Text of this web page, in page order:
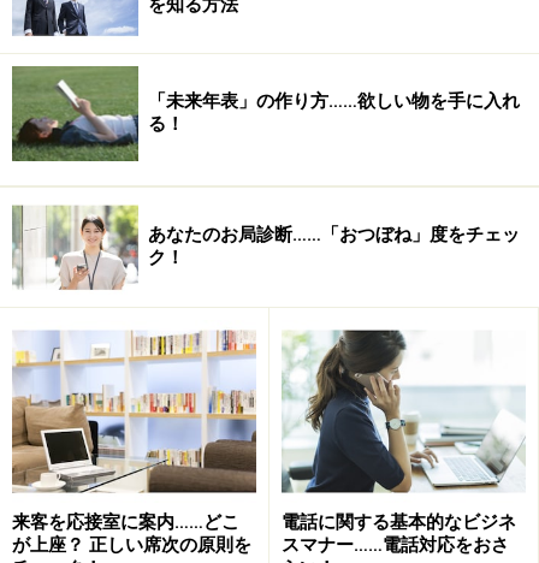
「未来年表」の作り方……欲しい物を手に入れ
る！
あなたのお局診断……「おつぼね」度をチェッ
ク！
来客を応接室に案内……どこ
が上座？ 正しい席次の原則を
電話に関する基本的なビジネ
スマナー……電話対応をおさ